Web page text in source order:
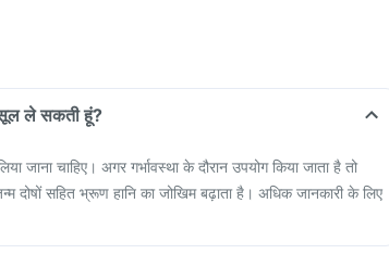
ले सकती हूं?
जाना चाहिए। अगर गर्भावस्था के दौरान उपयोग किया जाता है तो
जन्म दोषों सहित भ्रूण हानि का जोखिम बढ़ाता है। अधिक जानकारी के लिए